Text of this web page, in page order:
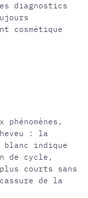
diagnostics
cosmétique
: la
indique
de cycle,
courts sans
de la